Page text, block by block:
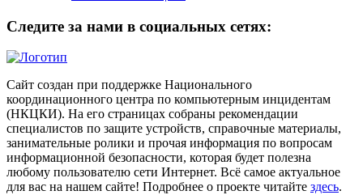
Следите за нами в социальных сетях:
Сайт создан при поддержке Национального
координационного центра по компьютерным инцидентам
(НКЦКИ). На его страницах собраны рекомендации
специалистов по защите устройств, справочные материалы,
занимательные ролики и прочая информация по вопросам
информационной безопасности, которая будет полезна
любому пользователю сети Интернет. Всё самое актуальное
для вас на нашем сайте! Подробнее о проекте читайте здесь.